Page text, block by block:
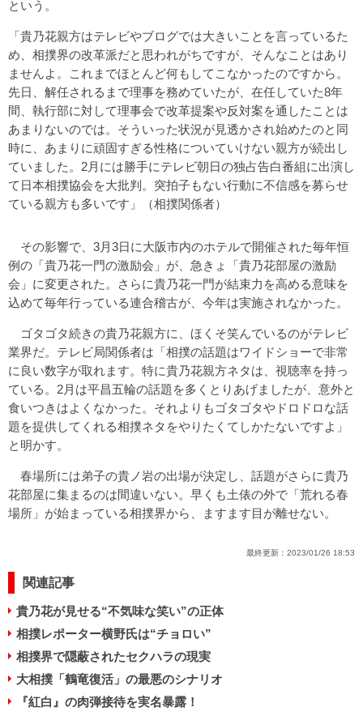
という。
「貴乃花親方はテレビやブログでは大きいことを言っているた
め、相撲界の改革派だと思われがちですが、そんなことはあり
ませんよ。これまでほとんど何もしてこなかったのですから。
先日、解任されるまで理事を務めていたが、在任していた8年
間、執行部に対して理事会で改革提案や反対案を通したことは
あまりないのでは。そういった状況が見透かされ始めたのと同
時に、あまりに頑固すぎる性格についていけない親方が続出し
ていました。2月には勝手にテレビ朝日の独占告白番組に出演し
て日本相撲協会を大批判。突拍子もない行動に不信感を募らせ
ている親方も多いです」（相撲関係者）
その影響で、3月3日に大阪市内のホテルで開催された毎年恒
例の「貴乃花一門の激励会」が、急きょ「貴乃花部屋の激励
会」に変更された。さらに貴乃花一門が結束力を高める意味を
込めて毎年行っている連合稽古が、今年は実施されなかった。
ゴタゴタ続きの貴乃花親方に、ほくそ笑んでいるのがテレビ
業界だ。テレビ局関係者は「相撲の話題はワイドショーで非常
に良い数字が取れます。特に貴乃花親方ネタは、視聴率を持っ
ている。2月は平昌五輪の話題を多くとりあげましたが、意外と
食いつきはよくなかった。それよりもゴタゴタやドロドロな話
題を提供してくれる相撲ネタをやりたくてしかたないですよ」
と明かす。
春場所には弟子の貴ノ岩の出場が決定し、話題がさらに貴乃
花部屋に集まるのは間違いない。早くも土俵の外で「荒れる春
場所」が始まっている相撲界から、ますます目が離せない。
最終更新： 2023/01/26 18:53
関連記事
貴乃花が見せる“不気味な笑い”の正体
相撲レポーター横野氏は“チョロい”
相撲界で隠蔽されたセクハラの現実
大相撲「鶴竜復活」の最悪のシナリオ
『紅白』の肉弾接待を実名暴露！